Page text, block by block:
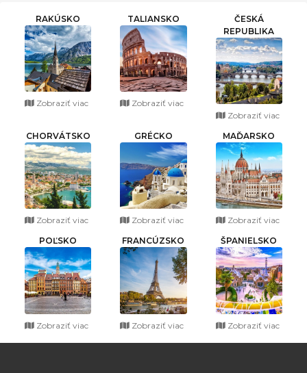
RAKÚSKO
Zobraziť viac
TALIANSKO
Zobraziť viac
ČESKÁ
REPUBLIKA
Zobraziť viac
CHORVÁTSKO
Zobraziť viac
GRÉCKO
Zobraziť viac
MAĎARSKO
Zobraziť viac
POĽSKO
Zobraziť viac
FRANCÚZSKO
Zobraziť viac
ŠPANIELSKO
Zobraziť viac